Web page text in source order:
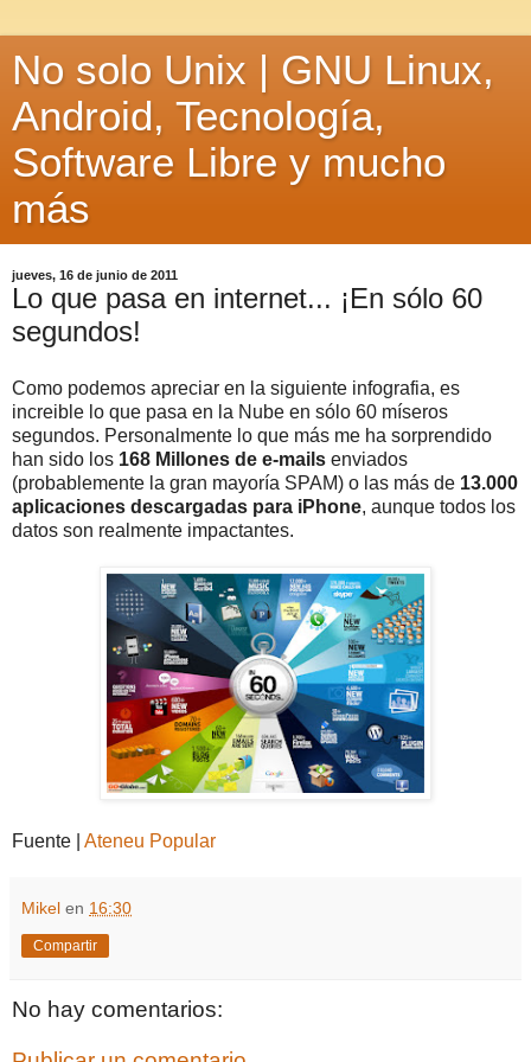
No solo Unix | GNU Linux,
Android, Tecnología,
Software Libre y mucho
más
jueves, 16 de junio de 2011
Lo que pasa en internet... ¡En sólo 60
segundos!
Como podemos apreciar en la siguiente infografia, es
increible lo que pasa en la Nube en sólo 60 míseros
segundos. Personalmente lo que más me ha sorprendido
han sido los 168 Millones de e-mails enviados
(probablemente la gran mayoría SPAM) o las más de 13.000
aplicaciones descargadas para iPhone, aunque todos los
datos son realmente impactantes.
Fuente | Ateneu Popular
Mikel en 16:30
Compartir
No hay comentarios: